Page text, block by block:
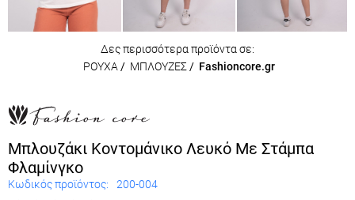
Δες περισσότερα προϊόντα σε:
ΡΟΥΧΑ / ΜΠΛΟΥΖΕΣ / Fashioncore.gr
Μπλουζάκι Κοντομάνικο Λευκό Με Στάμπα
Φλαμίνγκο
Κωδικός προϊόντος:
200-004